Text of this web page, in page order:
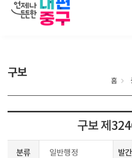
구보
홈
구보 제
분류 일반행정 발